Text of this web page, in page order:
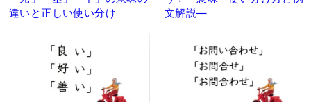
違いと正しい使い分け
文解説―